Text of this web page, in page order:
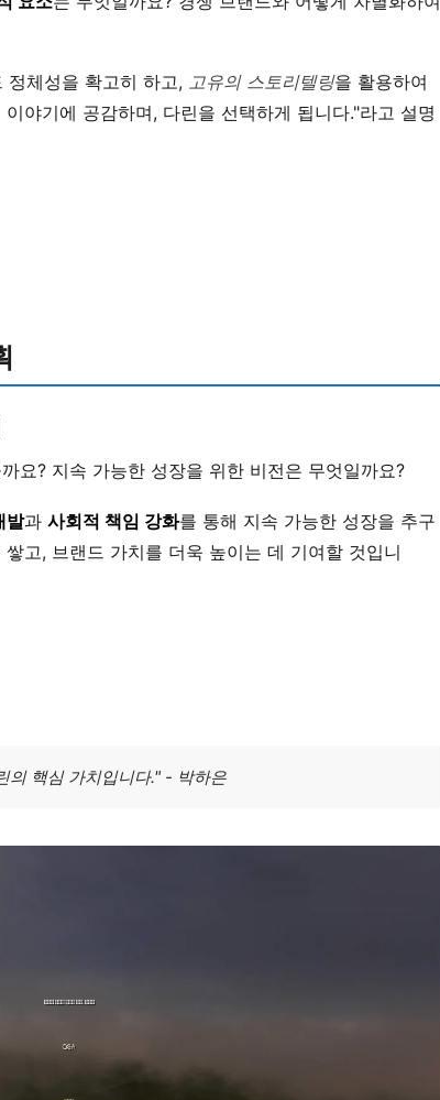
정체성을 확고히 하고, 고유의 스토리텔링을 활용하여
야기에 공감하며, 다린을 선택하게 됩니다."라고 설명
요? 지속 가능한 성장을 위한 비전은 무엇일까요?
발과 사회적 책임 강화를 통해 지속 가능한 성장을 추구
고, 브랜드 가치를 더욱 높이는 데 기여할 것입니
의 핵심 가치입니다." - 박하은